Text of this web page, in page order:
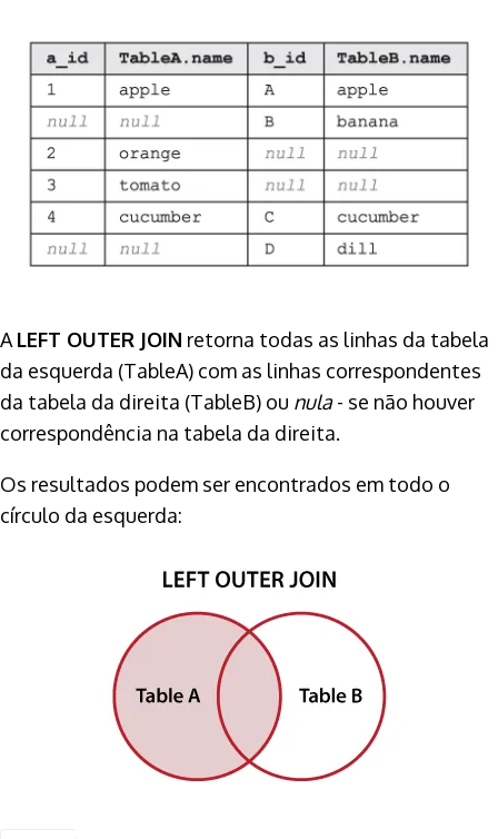
A LEFT OUTER JOIN retorna todas as linhas da tabela
da esquerda (TableA) com as linhas correspondentes
da tabela da direita (TableB) ou nula- se não houver
correspondência na tabela da direita.
Os resultados podem ser encontrados em todo o
círculo da esquerda: